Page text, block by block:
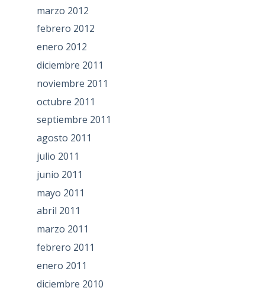
marzo 2012
febrero 2012
enero 2012
diciembre 2011
noviembre 2011
octubre 2011
septiembre 2011
agosto 2011
julio 2011
junio 2011
mayo 2011
abril 2011
marzo 2011
febrero 2011
enero 2011
diciembre 2010